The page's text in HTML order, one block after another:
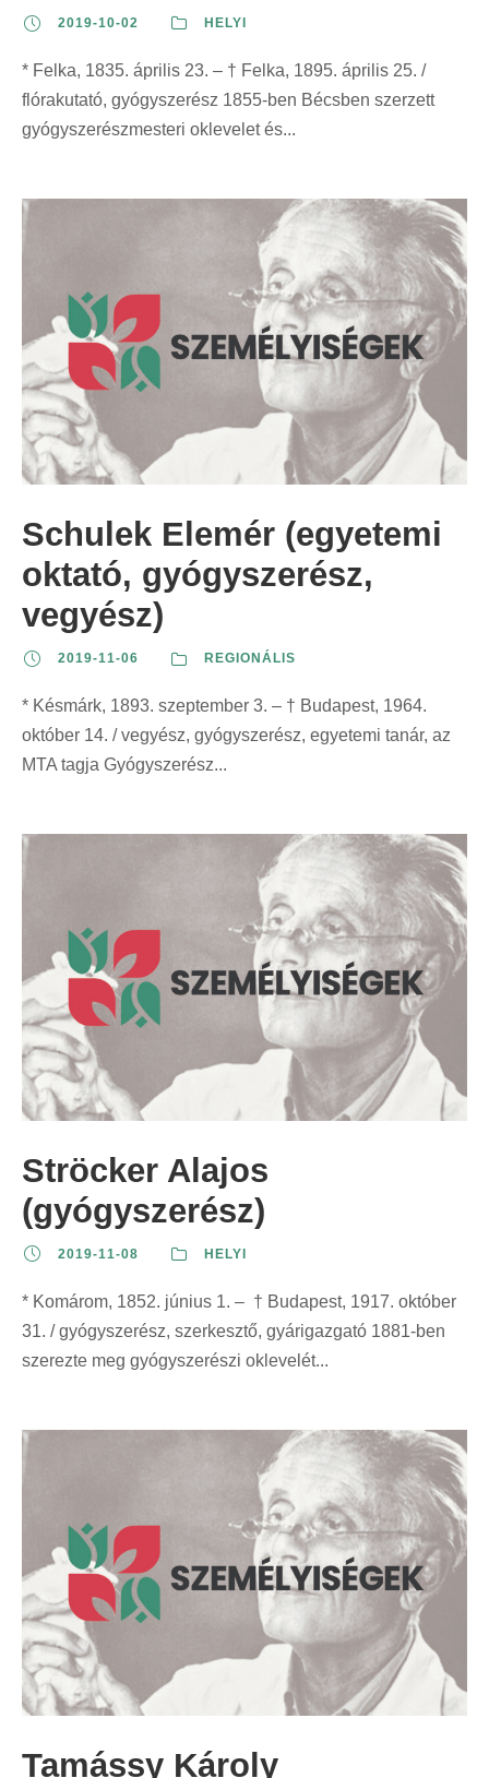
2019-10-02 HELYI
* Felka, 1835. április 23. – † Felka, 1895. április 25. /
flórakutató, gyógyszerész 1855-ben Bécsben szerzett
gyógyszerészmesteri oklevelet és...
Schulek Elemér (egyetemi
oktató, gyógyszerész,
vegyész)
2019-11-06 REGIONÁLIS
* Késmárk, 1893. szeptember 3. – † Budapest, 1964.
október 14. / vegyész, gyógyszerész, egyetemi tanár, az
MTA tagja Gyógyszerész...
Ströcker Alajos
(gyógyszerész)
2019-11-08 HELYI
* Komárom, 1852. június 1. – † Budapest, 1917. október
31. / gyógyszerész, szerkesztő, gyárigazgató 1881-ben
szerezte meg gyógyszerészi oklevelét...
Tamássy Károly